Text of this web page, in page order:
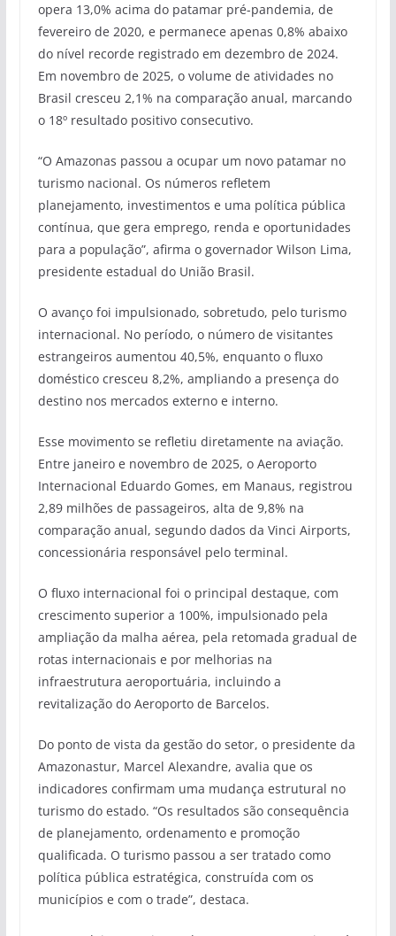
opera 13,0% acima do patamar pré-pandemia, de
fevereiro de 2020, e permanece apenas 0,8% abaixo
do nível recorde registrado em dezembro de 2024.
Em novembro de 2025, o volume de atividades no
Brasil cresceu 2,1% na comparação anual, marcando
o 18º resultado positivo consecutivo.
“O Amazonas passou a ocupar um novo patamar no
turismo nacional. Os números refletem
planejamento, investimentos e uma política pública
contínua, que gera emprego, renda e oportunidades
para a população”, afirma o governador Wilson Lima,
presidente estadual do União Brasil.
O avanço foi impulsionado, sobretudo, pelo turismo
internacional. No período, o número de visitantes
estrangeiros aumentou 40,5%, enquanto o fluxo
doméstico cresceu 8,2%, ampliando a presença do
destino nos mercados externo e interno.
Esse movimento se refletiu diretamente na aviação.
Entre janeiro e novembro de 2025, o Aeroporto
Internacional Eduardo Gomes, em Manaus, registrou
2,89 milhões de passageiros, alta de 9,8% na
comparação anual, segundo dados da Vinci Airports,
concessionária responsável pelo terminal.
O fluxo internacional foi o principal destaque, com
crescimento superior a 100%, impulsionado pela
ampliação da malha aérea, pela retomada gradual de
rotas internacionais e por melhorias na
infraestrutura aeroportuária, incluindo a
revitalização do Aeroporto de Barcelos.
Do ponto de vista da gestão do setor, o presidente da
Amazonastur, Marcel Alexandre, avalia que os
indicadores confirmam uma mudança estrutural no
turismo do estado. “Os resultados são consequência
de planejamento, ordenamento e promoção
qualificada. O turismo passou a ser tratado como
política pública estratégica, construída com os
municípios e com o trade”, destaca.